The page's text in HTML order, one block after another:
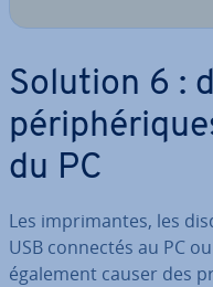
Solution 6 :
du PC
Les im­pri­mantes, les
USB connectés au PC
également causer des